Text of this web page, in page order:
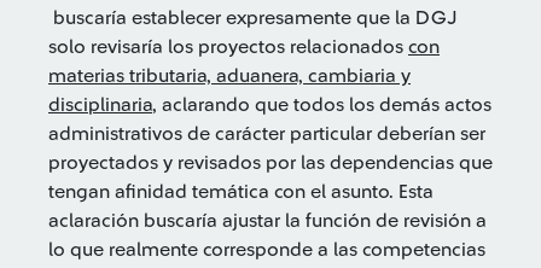
buscaría establecer expresamente que la DGJ
solo revisaría los proyectos relacionados con
materias tributaria, aduanera, cambiaria y
disciplinaria, aclarando que todos los demás actos
administrativos de carácter particular deberían ser
proyectados y revisados por las dependencias que
tengan afinidad temática con el asunto. Esta
aclaración buscaría ajustar la función de revisión a
lo que realmente corresponde a las competencias